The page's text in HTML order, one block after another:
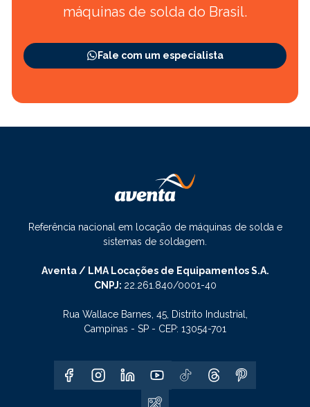
máquinas de solda do Brasil.
Fale com um especialista
Referência nacional em locação de máquinas de solda e
sistemas de soldagem.
Aventa / LMA Locações de Equipamentos S.A.
CNPJ: 22.261.840/0001-40
Rua Wallace Barnes, 45, Distrito Industrial,
Campinas - SP - CEP: 13054-701